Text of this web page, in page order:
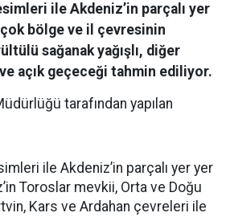
ile Akdeniz’in parçalı yer
bölge ve il çevresinin
sağanak yağışlı, diğer
açık geçeceği tahmin ediliyor.
tarafından yapılan
ile Akdeniz’in parçalı yer yer
Toroslar mevkii, Orta ve Doğu
Kars ve Ardahan çevreleri ile